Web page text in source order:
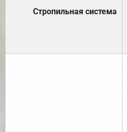
Стропильная система